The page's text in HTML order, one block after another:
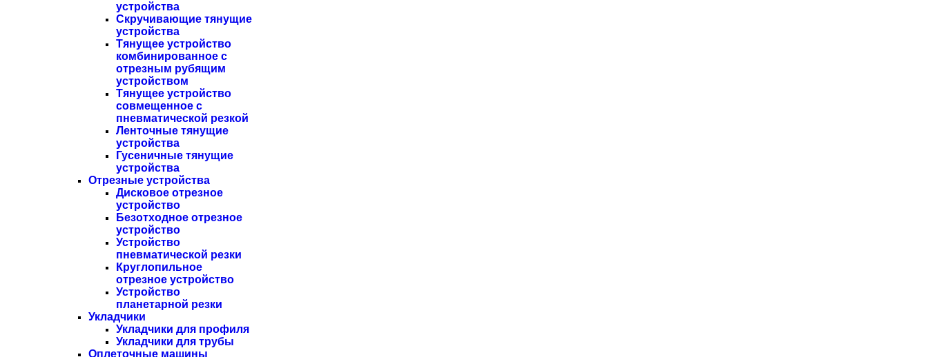
устройства
Скручивающие тянущие
устройства
Тянущее устройство
комбинированное с
отрезным рубящим
устройством
Тянущее устройство
совмещенное с
пневматической резкой
Ленточные тянущие
устройства
Гусеничные тянущие
устройства
Отрезные устройства
Дисковое отрезное
устройство
Безотходное отрезное
устройство
Устройство
пневматической резки
Круглопильное
отрезное устройство
Устройство
планетарной резки
Укладчики
Укладчики для профиля
Укладчики для трубы
Оплеточные машины